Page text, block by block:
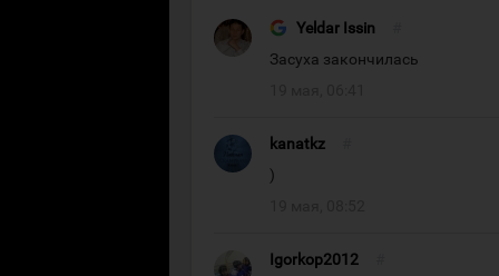
Yeldar Issin
Засуха закончилась
kanatkz
)
Igorkop2012